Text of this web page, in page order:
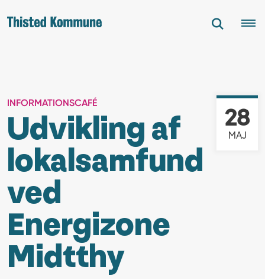
INFORMATIONSCAFÉ
Udvikling af
lokalsamfund
ved
Energizone
Midtthy
28
MAJ